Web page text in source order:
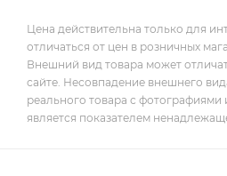
Цена действительна только для
отличаться от цен в розничных
Внешний вид товара может
сайте. Несовпадение внешнего
реального товара с фотографиями
является показателем